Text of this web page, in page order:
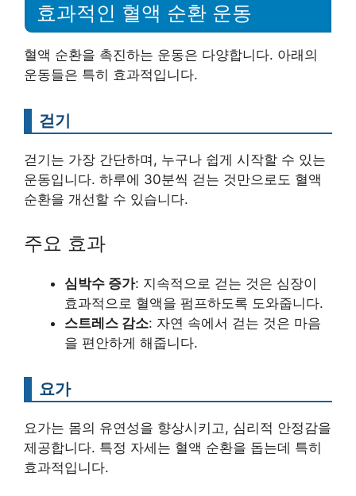
효과적인 혈액 순환 운동
혈액 순환을 촉진하는 운동은 다양합니다. 아래의
운동들은 특히 효과적입니다.
걷기
걷기는 가장 간단하며, 누구나 쉽게 시작할 수 있는
운동입니다. 하루에 30분씩 걷는 것만으로도 혈액
순환을 개선할 수 있습니다.
주요 효과
심박수 증가: 지속적으로 걷는 것은 심장이
효과적으로 혈액을 펌프하도록 도와줍니다.
스트레스 감소: 자연 속에서 걷는 것은 마음
을 편안하게 해줍니다.
요가
요가는 몸의 유연성을 향상시키고, 심리적 안정감을
제공합니다. 특정 자세는 혈액 순환을 돕는데 특히
효과적입니다.